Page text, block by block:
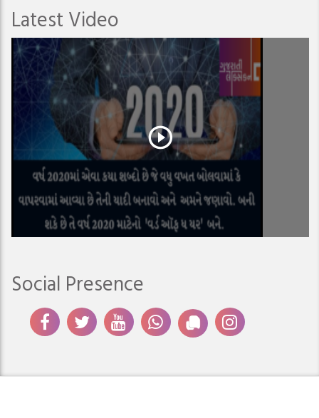
Latest Video
Social Presence